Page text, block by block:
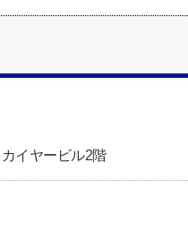
イヤービル2階